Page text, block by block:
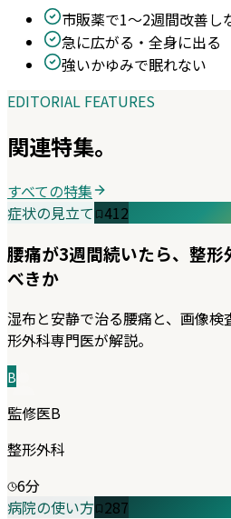
市販薬で1〜2週間改善し
急に広がる・全身に出る
強いかゆみで眠れない
EDITORIAL FEATURES
関連特集。
すべての特集
症状の見立て 412
腰痛が3週間続いたら、整形
べきか
湿布と安静で治る腰痛と、画像
形外科専門医が解説。
B
監修医B
整形外科
6分
病院の使い方 287